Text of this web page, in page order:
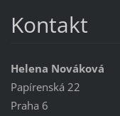
Kontakt
Helena Nováková
Papírenská 22
Praha 6